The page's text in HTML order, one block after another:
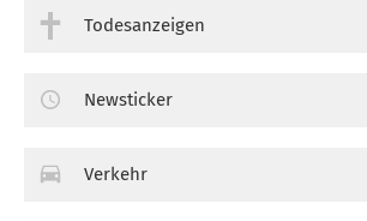
Todesanzeigen
Newsticker
Verkehr